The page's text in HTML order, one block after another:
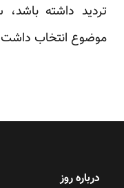
تردید داشته
موضوع انتخاب
درباره روز